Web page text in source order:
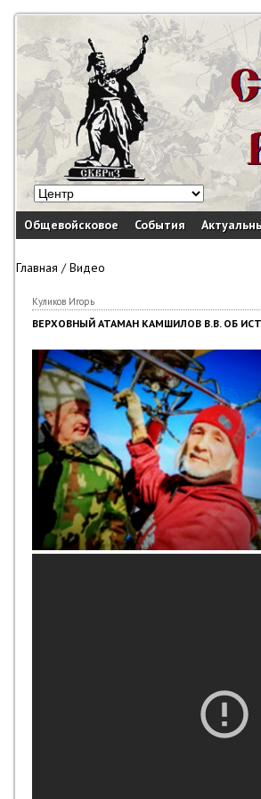
Общевойсковое События
Главная /Видео
Куликов Игорь
ВЕРХОВНЫЙ АТАМАН КАМШИЛОВ В.В. ОБ